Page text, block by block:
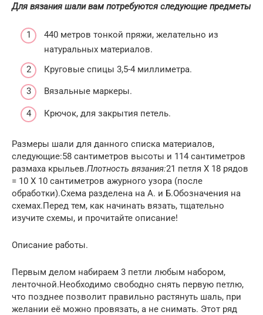
Для вязания шали вам потребуются следующие предметы
440 метров тонкой пряжи, желательно из
натуральных материалов.
Круговые спицы 3,5-4 миллиметра.
Вязальные маркеры.
Крючок, для закрытия петель.
Размеры шали для данного списка материалов,
следующие:58 сантиметров высоты и 114 сантиметров
размаха крыльев.Плотность вязания:21 петля Х 18 рядов
= 10 Х 10 сантиметров ажурного узора (после
обработки).Схема разделена на А. и Б.Обозначения на
схемах.Перед тем, как начинать вязать, тщательно
изучите схемы, и прочитайте описание!
Описание работы.
Первым делом набираем 3 петли любым набором,
ленточной.Необходимо свободно снять первую петлю,
что позднее позволит правильно растянуть шаль, при
желании её можно провязать, а не снимать. Этот ряд